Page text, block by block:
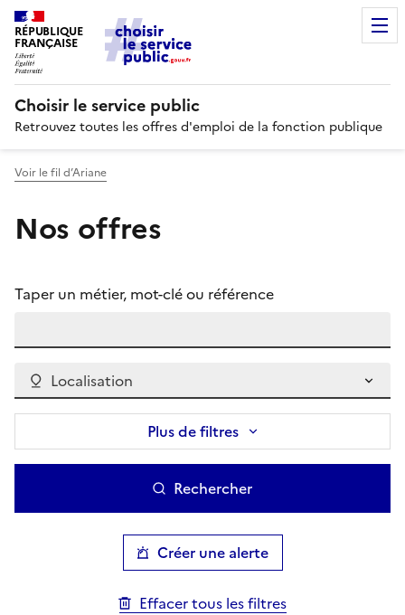
RÉPUBLIQUE
FRANÇAISE
Choisir le service public
Retrouvez toutes les offres d'emploi de la fonction publique
Voir le fil d’Ariane
Nos offres
Taper un métier, mot-clé ou référence
Localisation
Plus de filtres
Rechercher
Créer une alerte
Effacer tous les filtres